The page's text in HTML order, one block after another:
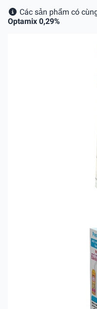
Các sản phẩm có
Optamix 0,29%